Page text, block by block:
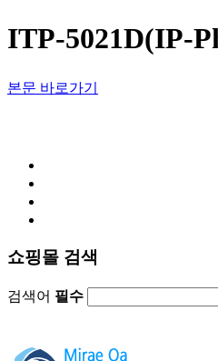
ITP-5021D(IP-
본문 바로가기
쇼핑몰 검색
검색어 필수